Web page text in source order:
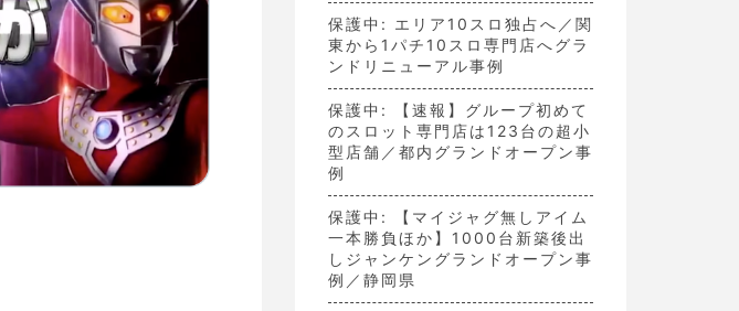
保護中: エリア10スロ独占へ／関
東から1パチ10スロ専門店へグラ
ンドリニューアル事例
保護中: 【速報】グループ初めて
のスロット専門店は123台の超小
型店舗／都内グランドオープン事
例
保護中: 【マイジャグ無しアイム
一本勝負ほか】1000台新築後出
しジャンケングランドオープン事
例／静岡県